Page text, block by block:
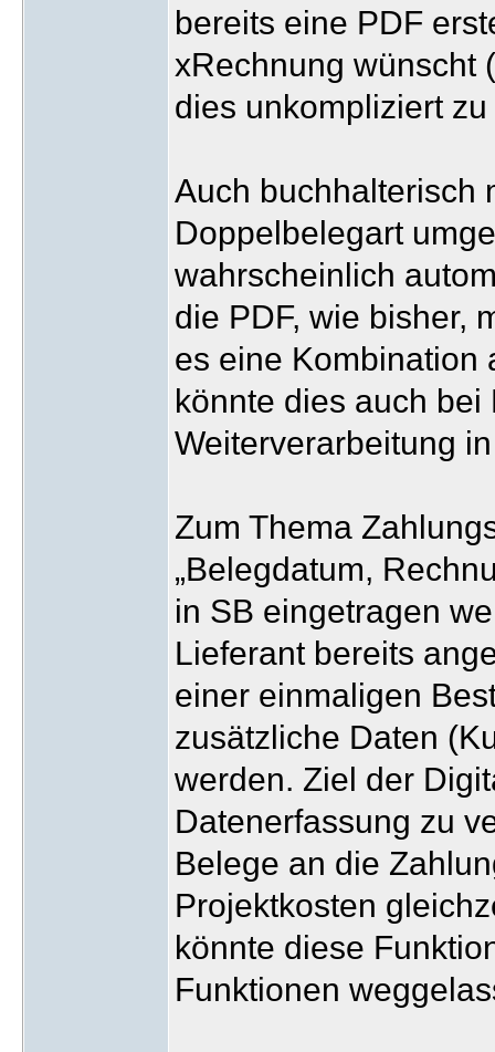
bereits eine PDF
xRechnung wünscht
dies unkompliziert
Auch buchhalterisch
Doppelbelegart
wahrscheinlich
die PDF, wie bisher,
es eine Kombination
könnte dies auch
Weiterverarbeitung
Zum Thema
„Belegdatum,
in SB eingetragen
Lieferant bereits
einer einmaligen
zusätzliche Daten
werden. Ziel der
Datenerfassung zu
Belege an die
Projektkosten
könnte diese
Funktionen